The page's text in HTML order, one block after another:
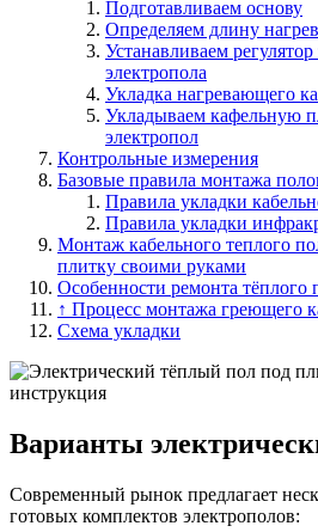
Подготавливаем основу
Определяем длину
Устанавливаем
электропола
Укладка нагревающего
Укладываем кафельную
электропол
Контрольные измерения
Базовые правила монтажа
Правила укладки
Правила укладки
Монтаж кабельного теплого
плитку своими руками
Особенности ремонта тёплого
↑ Процесс монтажа греющего
Схема укладки
Варианты
Современный рынок предлагает
готовых комплектов электрополов: